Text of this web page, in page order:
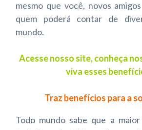
mesmo que você, novos
quem poderá contar de
mundo.
Acesse nosso site, conheça
viva esses
Traz benefícios para a
Todo mundo sabe que a